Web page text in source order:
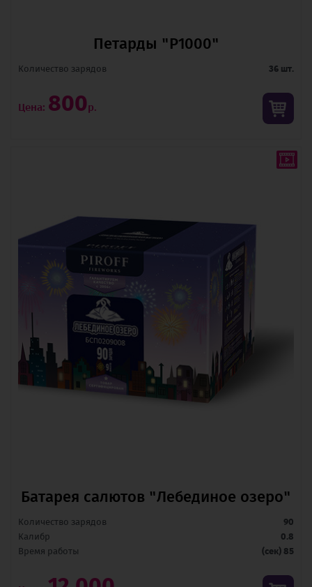
Петарды "Р1000"
Количество зарядов 36 шт.
Цена: 800р.
Батарея салютов "Лебединое озеро"
Количество зарядов
90
Калибр
0.8
Время pаботы
(сек) 85